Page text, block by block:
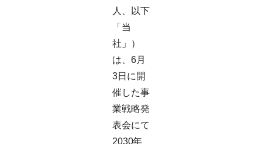
人、以下
「当
社」）
は、6月
3日に開
催した事
業戦略発
表会にて
2030年